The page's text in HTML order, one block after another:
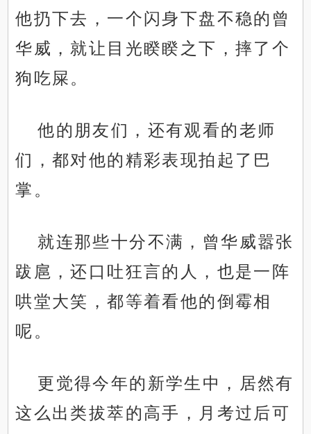
他扔下去，一个闪身下盘不稳的曾
华威，就让目光睽睽之下，摔了个
狗吃屎。
他的朋友们，还有观看的老师
们，都对他的精彩表现拍起了巴
掌。
就连那些十分不满，曾华威嚣张
跋扈，还口吐狂言的人，也是一阵
哄堂大笑，都等着看他的倒霉相
呢。
更觉得今年的新学生中，居然有
这么出类拔萃的高手，月考过后可